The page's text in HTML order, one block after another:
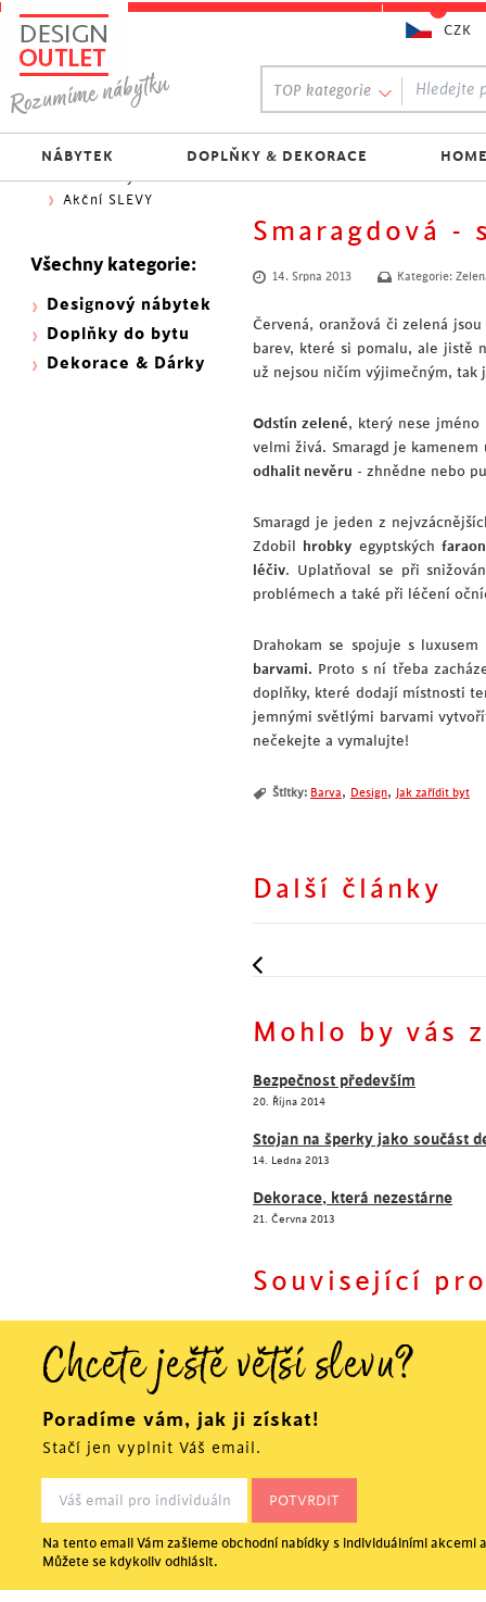
Smaragdová -
14. Srpna 2013 Kategorie:
Červená, oranžová či zelená
barev, které si pomalu, ale jistě
už nejsou ničím výjimečným, tak
Odstín zelené, který nese jméno
velmi živá. Smaragd je
odhalit nevěru - zhnědne nebo
Smaragd je jeden z
Zdobil hrobky egyptských
léčiv. Uplatňoval se při
problémech a také při léčení
Drahokam se spojuje s
barvami. Proto s ní třeba
doplňky, které dodají místnosti
jemnými světlými barvami
nečekejte a vymalujte!
Štítky: Barva, Design, Jak zařídit byt
Další články
Šokujte barvami! S tímto
každém interiéru.
Mohlo by vás
Bezpečnost především
20. Října 2014
Stojan na šperky jako součást
14. Ledna 2013
Dekorace, která nezestárne
21. Června 2013
Související
Oblíbený výběr:
300 NOVINEK
333 BESTSELLERŮ
Nejlevnější do 1.500 Kč
Skladovky
Akční SLEVY
Všechny kategorie:
Designový nábytek
Doplňky do bytu
Dekorace & Dárky
TOP kategorie
NÁBYTEK DOPLŇKY & DEKORACE
CZK
Chcete ještě větší slevu?
Poradíme vám, jak ji získat!
Stačí jen vyplnit Váš email.
Na tento email Vám zašleme obchodní nabídky s individuálními akcemi
Můžete se kdykoliv odhlásit.